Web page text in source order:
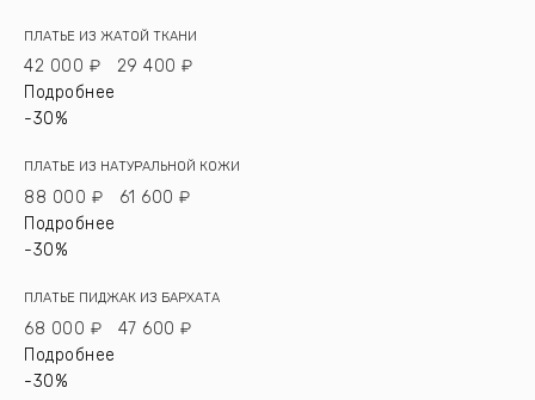
ПЛАТЬЕ ИЗ ЖАТОЙ ТКАНИ
42 000 ₽
29 400 ₽
Подробнее
-30%
ПЛАТЬЕ ИЗ НАТУРАЛЬНОЙ КОЖИ
88 000 ₽
61 600 ₽
Подробнее
-30%
ПЛАТЬЕ ПИДЖАК ИЗ БАРХАТА
68 000 ₽
47 600 ₽
Подробнее
-30%